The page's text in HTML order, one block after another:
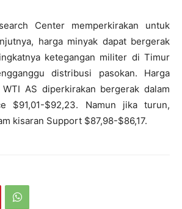
Center memperkirakan untuk
harga minyak dapat bergerak
ketegangan militer di Timur
distribusi pasokan. Harga
AS diperkirakan bergerak dalam
$91,01-$92,23. Namun jika turun,
kisaran Support $87,98-$86,17.